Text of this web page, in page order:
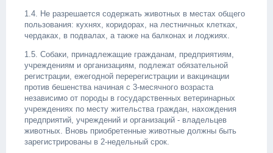
1.4. Не разрешается содержать животных в местах общего
пользования: кухнях, коридорах, на лестничных клетках,
чердаках, в подвалах, а также на балконах и лоджиях.
1.5. Собаки, принадлежащие гражданам, предприятиям,
учреждениям и организациям, подлежат обязательной
регистрации, ежегодной перерегистрации и вакцинации
против бешенства начиная с 3-месячного возраста
независимо от породы в государственных ветеринарных
учреждениях по месту жительства граждан, нахождения
предприятий, учреждений и организаций - владельцев
животных. Вновь приобретенные животные должны быть
зарегистрированы в 2-недельный срок.